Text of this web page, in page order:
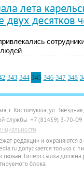
лета
двух десятков
людей
343 344 345 346 347 348
г. Костомукша, ул.
службы +7 (81459) 3-70-09
редакции и охраняются в
допускается только с
Гиперссылка должна
блока.